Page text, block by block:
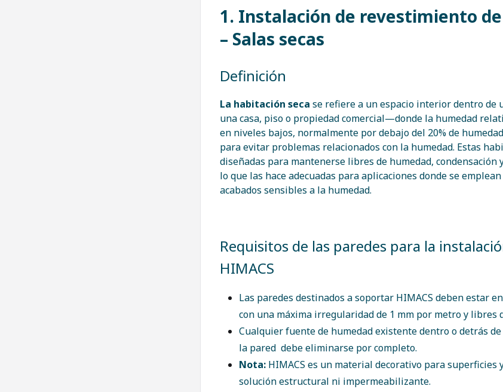
1. Instalación de revestimiento
– Salas secas
Definición
La habitación seca se refiere a un espacio interior dentro de
una casa, piso o propiedad comercial—donde la humedad
en niveles bajos, normalmente por debajo del 20% de
para evitar problemas relacionados con la humedad. Estas
diseñadas para mantenerse libres de humedad, condensación
lo que las hace adecuadas para aplicaciones donde se
acabados sensibles a la humedad.
Requisitos de las paredes para la
HIMACS
Las paredes destinados a soportar HIMACS deben estar
con una máxima irregularidad de 1 mm por metro y libres
Cualquier fuente de humedad existente dentro o detrás
la pared debe eliminarse por completo.
Nota: HIMACS es un material decorativo para superficies
solución estructural ni impermeabilizante.